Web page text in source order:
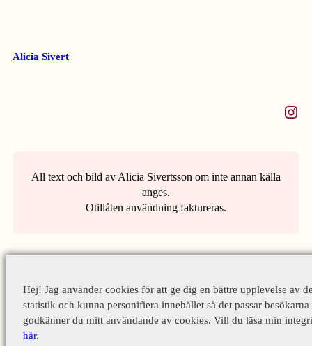
Alicia Sivert
Instagram
All text och bild av Alicia Sivertsson om inte annan källa
anges.
Otillåten användning faktureras.
Hej! Jag använder cookies för att ge dig en bättre upplevelse av
statistik och kunna personifiera innehållet så det passar
godkänner du mitt användande av cookies. Vill du läsa min
här.